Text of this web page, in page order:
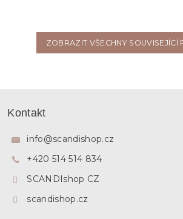
ZOBRAZIT VŠECHNY SOUVISEJÍCÍ
Kontakt
info@scandishop.cz
+420 514 514 834
SCANDIshop CZ
scandishop.cz